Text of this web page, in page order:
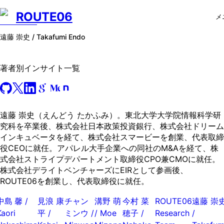
ROUTE06
遠藤 崇史 / Takafumi Endo
著者別インサイト一覧
遠藤 崇史（えんどう たかふみ）。東北大学大学院情報科学研
究科を卒業後、株式会社日本政策投資銀行、株式会社ドリーム
インキュベータを経て、株式会社スマービーを創業、代表取締
役CEOに就任。アパレル大手企業への同社のM&Aを経て、株
式会社ストライプデパートメント取締役CPO兼CMOに就任。
株式会社デライトベンチャーズにEIRとして参画後、
ROUTE06を創業し、代表取締役に就任。
島 馨 /
見浪 康
平 /
チャン
ミンウ /
溝野 萌
/ Moe
今村 菜
穂子 /
ROUTE06
Research
遠藤 崇
/